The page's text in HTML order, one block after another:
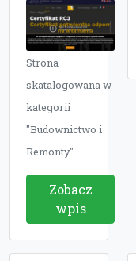
Strona
skatalogowana w
kategorii
"Budownictwo i
Remonty"
Zobacz
wpis